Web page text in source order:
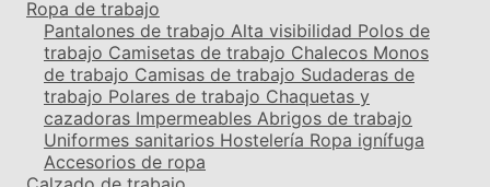
Ropa de trabajo
Pantalones de trabajo Alta visibilidad Polos de
trabajo Camisetas de trabajo Chalecos Monos
de trabajo Camisas de trabajo Sudaderas de
trabajo Polares de trabajo Chaquetas y
cazadoras Impermeables Abrigos de trabajo
Uniformes sanitarios Hostelería Ropa ignífuga
Accesorios de ropa